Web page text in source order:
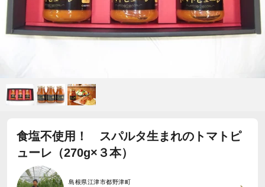
食塩不使用！ スパルタ生まれのトマトピ
ューレ（270g×３本）
島根県江津市都野津町